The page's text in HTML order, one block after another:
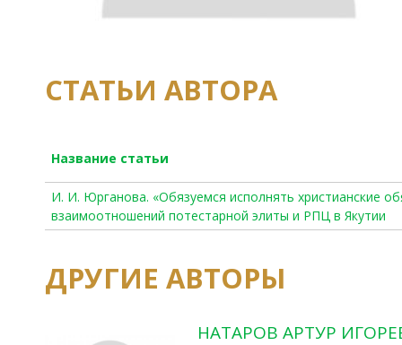
СТАТЬИ АВТОРА
Название статьи
И. И. Юрганова. «Обязуемся исполнять христианские
взаимоотношений потестарной элиты и РПЦ в Якутии
ДРУГИЕ АВТОРЫ
НАТАРОВ АРТУР